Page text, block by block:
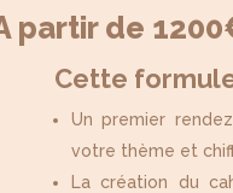
partir de
Cette
Un premier
votre thème et
La création du